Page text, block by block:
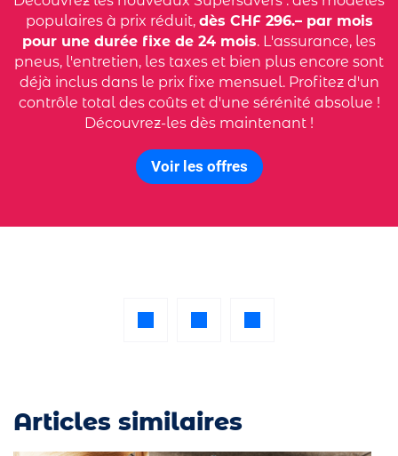
populaires à prix réduit, dès CHF 296.– par mois
pour une durée fixe de 24 mois. L'assurance, les
pneus, l'entretien, les taxes et bien plus encore sont
déjà inclus dans le prix fixe mensuel. Profitez d'un
contrôle total des coûts et d'une sérénité absolue !
Découvrez-les dès maintenant !
Voir les offres
Articles similaires